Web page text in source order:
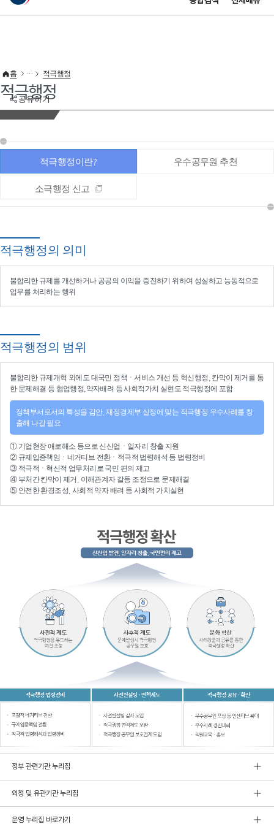
이 누리집은 대한민국 공식 전자정부 누리집입니다.
공유하기
홈 적극행정
적극행정
적극행정이란? 우수공무원 추천
소극행정 신고
적극행정의 의미
불합리한 규제를 개선하거나 공공의 이익을 증진하기 위하여 성실하고 능동적으로
업무를 처리하는 행위
적극행정의 범위
불합리한 규제개혁 외에도 대국민 정책ㆍ서비스 개선 등 혁신행정 , 칸막이 제거를 통
한 문제해결 등 협업행정 ,약자배려 등사회적가치 실현 도 적극행정에 포함
정책부서로서의 특성을 감안, 재정경제부 실정에 맞는 적극행정 우수사례를 창
출해 나갈 필요
① 기업현장 애로해소 등으로 신산업 ㆍ 일자리 창출 지원
② 규제입증책임 ㆍ 네거티브 전환ㆍ적극적 법령해석 등 법령정비
③ 적극적 ㆍ 혁신적 업무처리 로 국민 편의 제고
④ 부처간 칸막이 제거, 이해관계자 갈등 조정으로 문제해결
⑤ 안전한 환경조성, 사회적 약자 배려 등 사회적 가치실현
정부 관련기관 누리집
외청 및 유관기관 누리집
운영 누리집 바로가기